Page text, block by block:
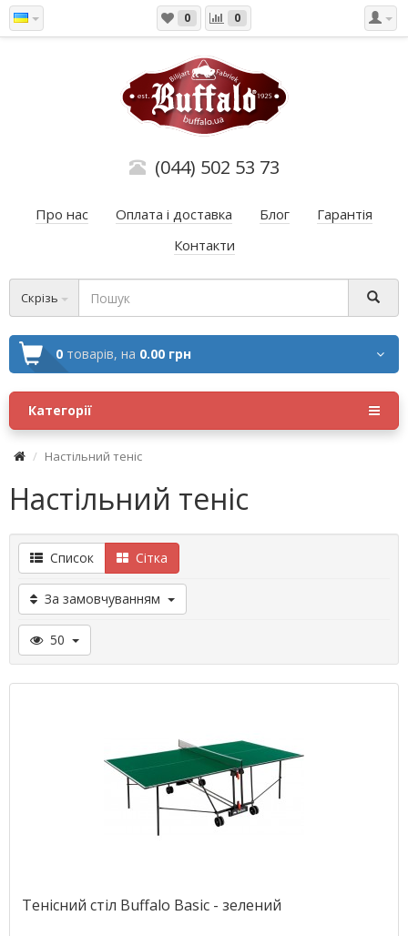
0 0
(044) 502 53 73
Про нас Оплата і доставка Блог
Гарантія
Контакти
Скрізь
0 товарів, на 0.00 грн
Категорії
Настільний теніс
Настільний теніс
Список Сітка
За замовчуванням
50
Тенісний стіл Buffalo Basic - зелений